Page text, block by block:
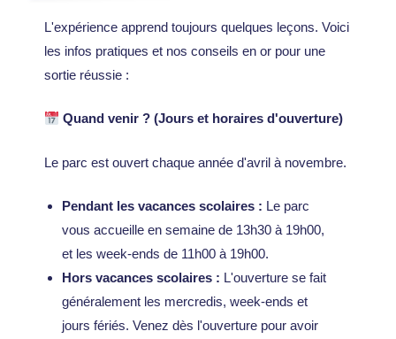
L'expérience apprend toujours quelques leçons. Voici
les infos pratiques et nos conseils en or pour une
sortie réussie :
Quand venir ? (Jours et horaires d'ouverture)
Le parc est ouvert chaque année d'avril à novembre.
Pendant les vacances scolaires : Le parc
vous accueille en semaine de 13h30 à 19h00,
et les week-ends de 11h00 à 19h00.
Hors vacances scolaires : L'ouverture se fait
généralement les mercredis, week-ends et
jours fériés. Venez dès l'ouverture pour avoir